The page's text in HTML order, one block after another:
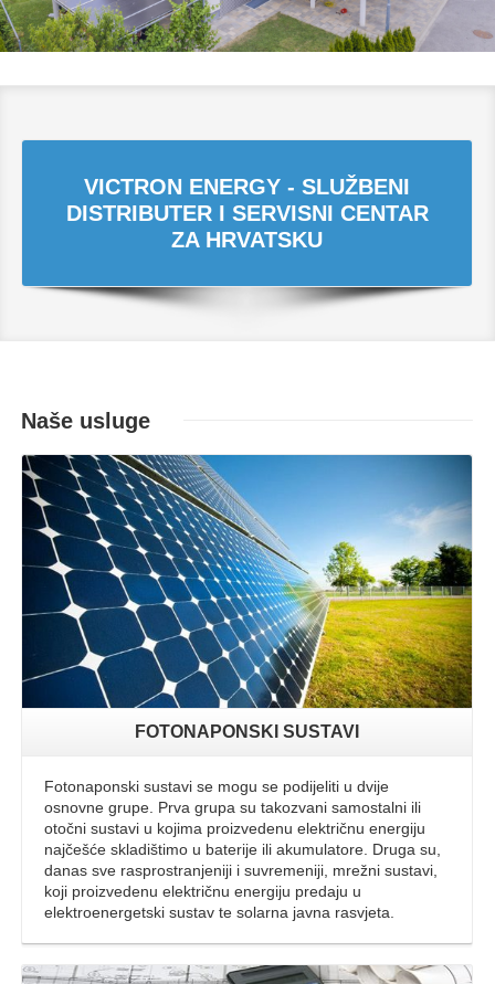
VICTRON ENERGY - SLUŽBENI
DISTRIBUTER I SERVISNI CENTAR
ZA HRVATSKU
Naše usluge
Opširnije
FOTONAPONSKI SUSTAVI
Fotonaponski sustavi se mogu se podijeliti u dvije
osnovne grupe. Prva grupa su takozvani samostalni ili
otočni sustavi u kojima proizvedenu električnu energiju
najčešće skladištimo u baterije ili akumulatore. Druga su,
danas sve rasprostranjeniji i suvremeniji, mrežni sustavi,
koji proizvedenu električnu energiju predaju u
elektroenergetski sustav te solarna javna rasvjeta.